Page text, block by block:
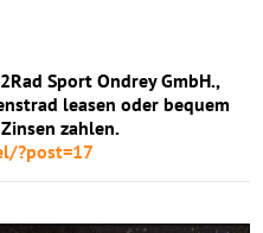
Sport Ondrey GmbH.,
leasen oder bequem
zahlen.
?post=17